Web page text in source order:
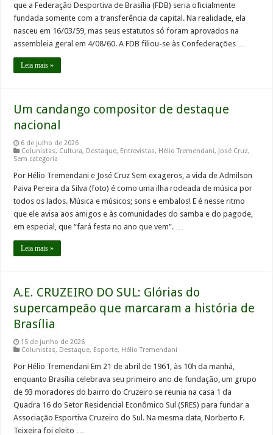
que a Federação Desportiva de Brasília (FDB) seria oficialmente
fundada somente com a transferência da capital. Na realidade, ela
nasceu em 16/03/59, mas seus estatutos só foram aprovados na
assembleia geral em 4/08/60. A FDB filiou-se às Confederações …
Leia mais »
Um candango compositor de destaque
nacional
6 de julho de 2026
Colunistas, Cultura, Destaque, Entrevistas, Hélio Tremendani, José Cruz,
Sem categoria
Por Hélio Tremendani e José Cruz Sem exageros, a vida de Admilson
Paiva Pereira da Silva (foto) é como uma ilha rodeada de música por
todos os lados. Música e músicos; sons e embalos! E é nesse ritmo
que ele avisa aos amigos e às comunidades do samba e do pagode,
em especial, que “fará festa no ano que vem”. …
Leia mais »
A.E. CRUZEIRO DO SUL: Glórias do
supercampeão que marcaram a história de
Brasília
15 de junho de 2026
Colunistas, Destaque, Esporte, Hélio Tremendani
Por Hélio Tremendani Em 21 de abril de 1961, às 10h da manhã,
enquanto Brasília celebrava seu primeiro ano de fundação, um grupo
de 93 moradores do bairro do Cruzeiro se reunia na casa 1 da
Quadra 16 do Setor Residencial Econômico Sul (SRES) para fundar a
Associação Esportiva Cruzeiro do Sul. Na mesma data, Norberto F.
Teixeira foi eleito …